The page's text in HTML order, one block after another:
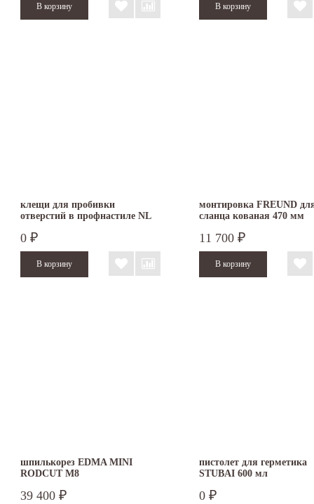
клещи для пробивки
отверстий в профнастиле NL
0 ₽
монтировка FREUND
сланца кованая 470 мм
11 700 ₽
шпилькорез EDMA MINI
RODCUT M8
39 400 ₽
пистолет для герметика
STUBAI 600 мл
0 ₽